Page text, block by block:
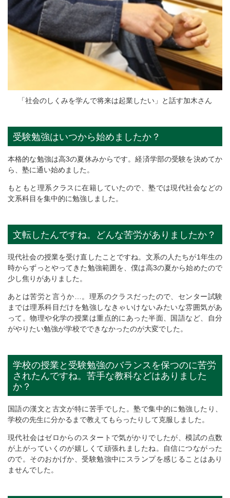
「社会のしくみを学んで将来は起業したい」と話す加木さん
受験勉強はいつから始めましたか？
本格的な勉強は高3の夏休みからです。経済学部の受験を決めてか
ら、塾に通い始めました。
もともと理系クラスに在籍していたので、塾では現代社会などの
文系科目を集中的に勉強しました。
文転したんですね。どんな苦労がありましたか？
現代社会の授業を受け直したことですね。文系の人たちが1年生の
時からずっとやってきた勉強範囲を、僕は高3の夏から始めたので
少し焦りがありました。
あとは苦労と言うか…。理系のクラスだったので、センター試験
までは理系科目だけを勉強しなきゃいけないみたいな雰囲気があ
って。物理や化学の授業は重点的にあった半面、国語など、自分
がやりたい勉強が学校でできなかったのが大変でした。
学校の授業と受験勉強のバランスを保つのに苦労
されたんですね。苦手な教科などはありました
か？
国語の漢文と古文が特に苦手でした。塾で集中的に勉強したり、
学校の先生に分かるまで教えてもらったりして克服しました。
現代社会はゼロからのスタートで気がかりでしたが、模試の点数
が上がっていくのが嬉しくて頑張れましたね。自信につながった
ので。そのおかげか、受験勉強中にスランプを感じることはあり
ませんでした。